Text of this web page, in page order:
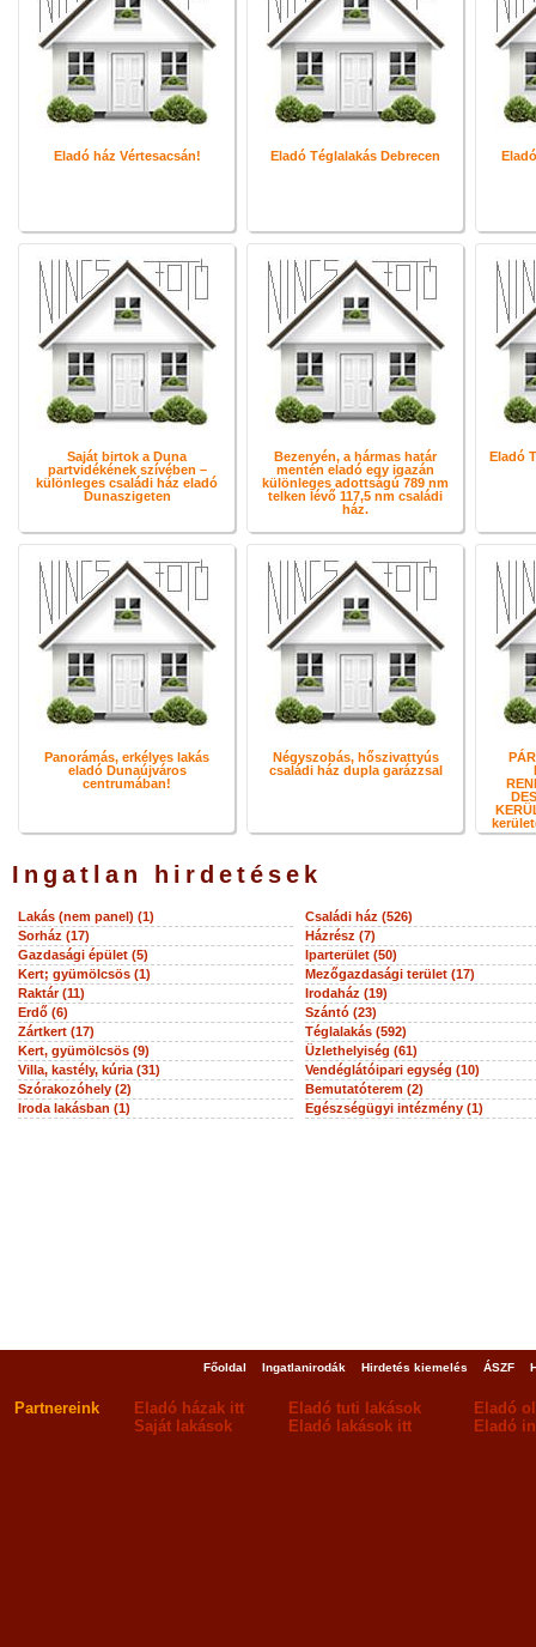
Eladó ház Vértesacsán! Eladó Téglalakás Debrecen
Saját birtok a Duna
partvidékének szívében –
különleges családi ház eladó
Dunaszigeten
Bezenyén, a hármas határ
mentén eladó egy igazán
különleges adottságú 789 nm
telken lévő 117,5 nm családi
ház.
Eladó
Panorámás, erkélyes lakás
eladó Dunaújváros
centrumában!
Négyszobás, hőszivattyús
családi ház dupla garázzsal
Ingatlan hirdetések
Lakás (nem panel) (1)
Családi ház (526)
Sorház (17)
Házrész (7)
Gazdasági épület (5)
Iparterület (50)
Kert; gyümölcsös (1)
Mezőgazdasági terület (17)
Raktár (11)
Irodaház (19)
Erdő (6)
Szántó (23)
Zártkert (17)
Téglalakás (592)
Kert, gyümölcsös (9)
Üzlethelyiség (61)
Villa, kastély, kúria (31)
Vendéglátóipari egység (10)
Szórakozóhely (2)
Bemutatóterem (2)
Iroda lakásban (1)
Egészségügyi intézmény (1)
Főoldal Ingatlanirodák Hirdetés kiemelés ÁSZF
Partnereink Eladó házak itt Eladó tuti lakások
Eladó
Saját lakások
Eladó lakások itt Eladó